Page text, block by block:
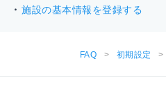
施設の基本情報を登録する
FAQ > 初期設定 >